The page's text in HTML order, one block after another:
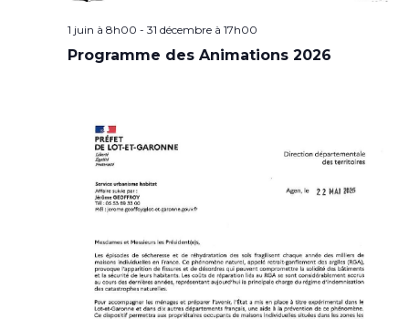
1 juin à 8h00 - 31 décembre à 17h00
Programme des Animations 2026